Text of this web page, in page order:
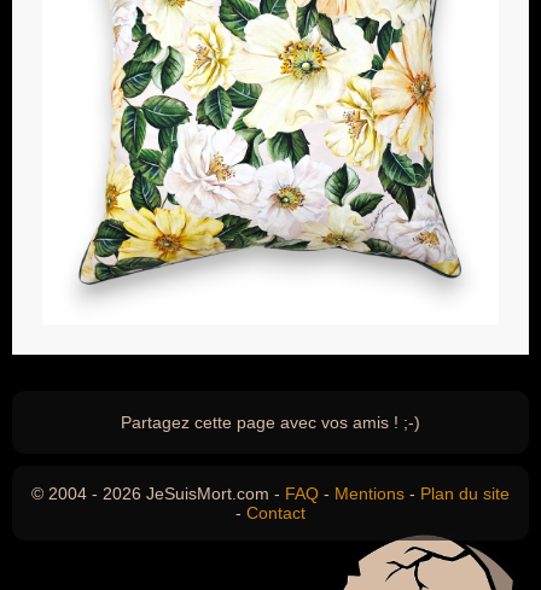
Partagez cette page avec vos amis ! ;-)
© 2004 - 2026 JeSuisMort.com - FAQ - Mentions - Plan du site
- Contact